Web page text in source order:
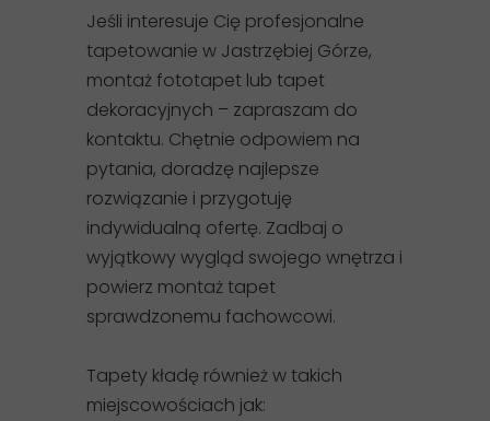
Jeśli interesuje Cię profesjonalne
tapetowanie w Jastrzębiej Górze,
montaż fototapet lub tapet
dekoracyjnych – zapraszam do
kontaktu. Chętnie odpowiem na
pytania, doradzę najlepsze
rozwiązanie i przygotuję
indywidualną ofertę. Zadbaj o
wyjątkowy wygląd swojego wnętrza i
powierz montaż tapet
sprawdzonemu fachowcowi.
Tapety kładę również w takich
miejscowościach jak: